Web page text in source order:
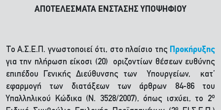
ΑΠΟΤΕΛΕΣΜΑΤΑ ΕΝΣΤΑΣΗΣ ΥΠΟΨΗΦΙΟΥ
Το Α.Σ.Ε.Π. γνωστοποιεί ότι, στο πλαίσιο της Προκήρυξης
για την πλήρωση είκοσι (20) οριζοντίων θέσεων ευθύνης
επιπέδου Γενικής Διεύθυνσης των Υπουργείων, κατ’
εφαρμογή των διατάξεων των άρθρων 84-86 του
Υπαλληλικού Κώδικα (Ν. 3528/2007), όπως ισχύει, το 2ο
ο